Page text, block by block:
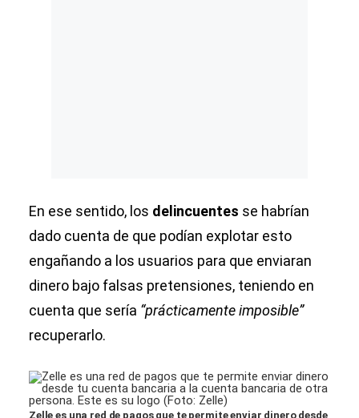
En ese sentido, los delincuentes se habrían
dado cuenta de que podían explotar esto
engañando a los usuarios para que enviaran
dinero bajo falsas pretensiones, teniendo en
cuenta que sería “prácticamente imposible”
recuperarlo.
Zelle es una red de pagos que te permite enviar dinero desde